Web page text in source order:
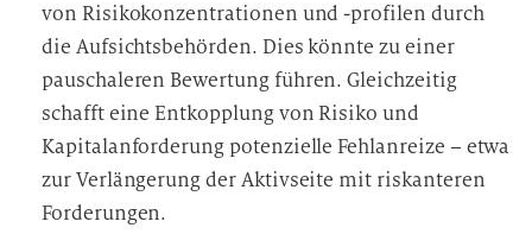
von Risikokonzentrationen und -profilen durch
die Aufsichtsbehörden. Dies könnte zu einer
pauschaleren Bewertung führen. Gleichzeitig
schafft eine Entkopplung von Risiko und
Kapitalanforderung potenzielle Fehlanreize – etwa
zur Verlängerung der Aktivseite mit riskanteren
Forderungen.